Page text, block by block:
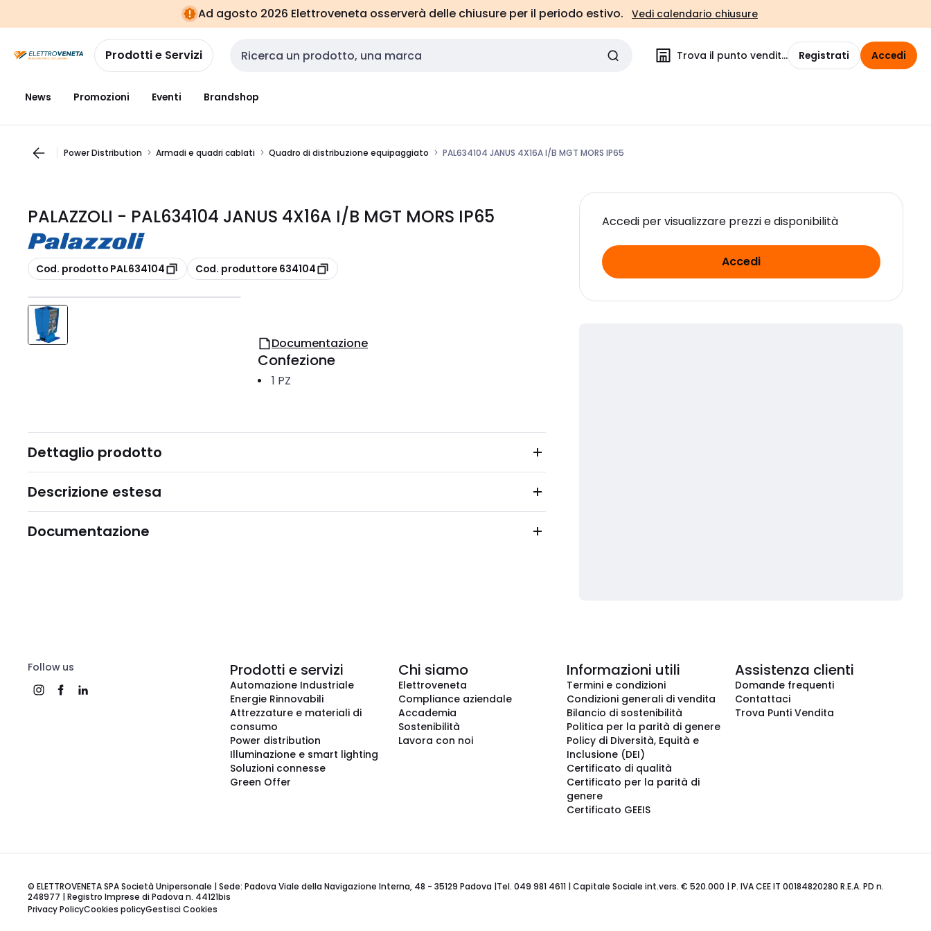
navigazionealla
pagina
Ad agosto 2026 Elettroveneta osserverà delle chiusure per il periodo estivo. Vedi calendario chiusure
Prodotti e Servizi Cerca input Trova il punto vendita Registrati Accedi
News Promozioni Eventi Brandshop
Power Distribution Armadi e quadri cablati Quadro di distribuzione equipaggiato PAL634104 JANUS 4X16A I/B MGT MORS IP65
PALAZZOLI - PAL634104 JANUS 4X16A I/B MGT MORS IP65
copia
Cod. prodotto PAL634104 copia
Cod. produttore 634104
Accedi per visualizzare prezzi e disponibilità
Accedi
Documentazione
Confezione
1 PZ
Dettaglio prodotto
Descrizione estesa
Documentazione
Follow us Prodotti e servizi
Automazione Industriale
Energie Rinnovabili
Attrezzature e materiali di
consumo
Power distribution
Illuminazione e smart lighting
Soluzioni connesse
Green Offer
Chi siamo
Elettroveneta
Compliance aziendale
Accademia
Sostenibilità
Lavora con noi
Informazioni utili
Termini e condizioni
Condizioni generali di vendita
Bilancio di sostenibilità
Politica per la parità di genere
Policy di Diversità, Equità e
Inclusione (DEI)
Certificato di qualità
Certificato per la parità di
genere
Certificato GEEIS
Assistenza clienti
Domande frequenti
Contattaci
Trova Punti Vendita
© ELETTROVENETA SPA Società Unipersonale | Sede: Padova Viale della Navigazione Interna, 48 - 35129 Padova |Tel. 049 981 4611 | Capitale Sociale int.vers. € 520.000 | P. IVA CEE IT 00184820280 R.E.A. PD n.
248977 | Registro Imprese di Padova n. 44121bis
Privacy PolicyCookies policyGestisci Cookies